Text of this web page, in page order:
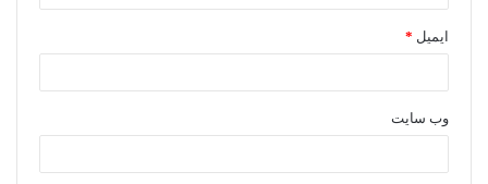
ایمیل *
وب‌ سایت